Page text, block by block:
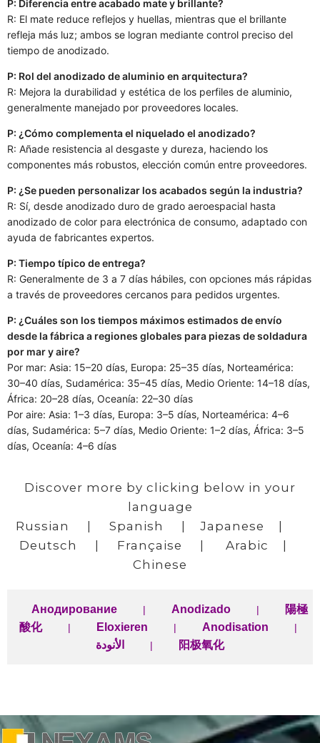
P: Diferencia entre acabado mate y brillante?
R: El mate reduce reflejos y huellas, mientras que el brillante
refleja más luz; ambos se logran mediante control preciso del
tiempo de anodizado.
P: Rol del anodizado de aluminio en arquitectura?
R: Mejora la durabilidad y estética de los perfiles de aluminio,
generalmente manejado por proveedores locales.
P: ¿Cómo complementa el niquelado el anodizado?
R: Añade resistencia al desgaste y dureza, haciendo los
componentes más robustos, elección común entre proveedores.
P: ¿Se pueden personalizar los acabados según la industria?
R: Sí, desde anodizado duro de grado aeroespacial hasta
anodizado de color para electrónica de consumo, adaptado con
ayuda de fabricantes expertos.
P: Tiempo típico de entrega?
R: Generalmente de 3 a 7 días hábiles, con opciones más rápidas
a través de proveedores cercanos para pedidos urgentes.
P: ¿Cuáles son los tiempos máximos estimados de envío
desde la fábrica a regiones globales para piezas de soldadura
por mar y aire?
Por mar: Asia: 15–20 días, Europa: 25–35 días, Norteamérica:
30–40 días, Sudamérica: 35–45 días, Medio Oriente: 14–18 días,
África: 20–28 días, Oceanía: 22–30 días
Por aire: Asia: 1–3 días, Europa: 3–5 días, Norteamérica: 4–6
días, Sudamérica: 5–7 días, Medio Oriente: 1–2 días, África: 3–5
días, Oceanía: 4–6 días
Discover more by clicking below in your
language
Russian
| Spanish | Japanese |
Deutsch
| Française | Arabic |
Chinese
Анодирование | Anodizado |
陽極
酸化
| Eloxieren | Anodisation |
الأنودة | 阳极氧化